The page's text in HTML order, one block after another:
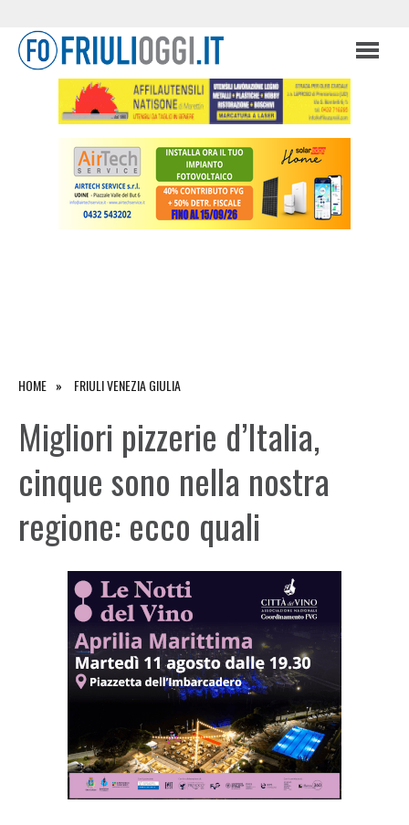
HOME FRIULI VENEZIA GIULIA
Migliori pizzerie d’Italia,
cinque sono nella nostra
regione: ecco quali